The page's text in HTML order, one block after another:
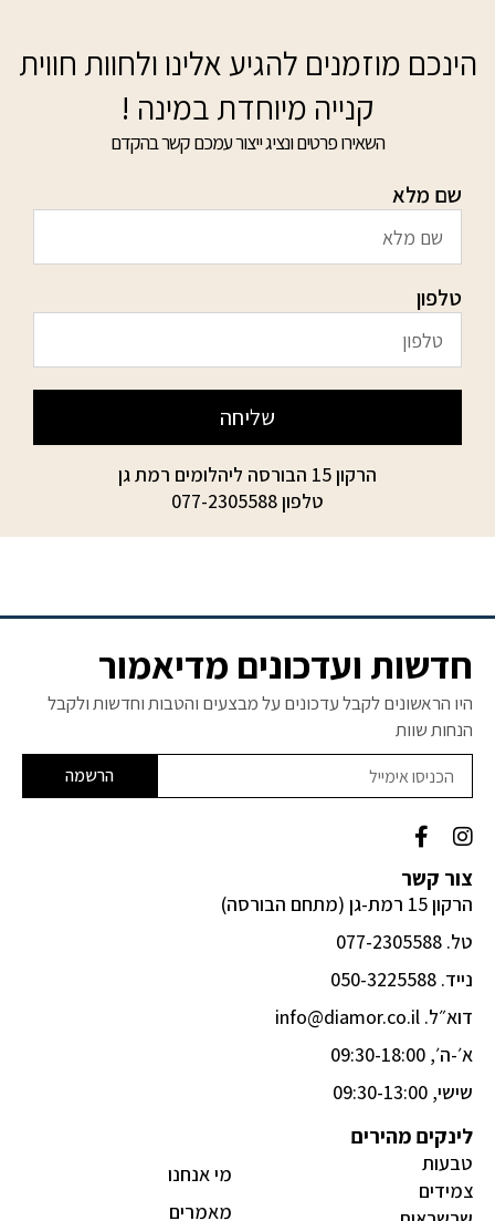
הינכם מוזמנים להגיע אלינו ולחוות חווית
קנייה מיוחדת במינה !
השאירו פרטים ונציג ייצור עמכם קשר בהקדם
שם מלא
טלפון
שליחה
הרקון 15 הבורסה ליהלומים רמת גן
טלפון077-2305588
חדשות ועדכונים מדיאמור
היו הראשונים לקבל עדכונים על מבצעים והטבות וחדשות ולקבל
הנחות שוות
הרשמה
F
a
c
e
b
o
o
k
f
I
n
s
t
a
g
r
a
צור קשר
הרקון 15 רמת-גן (מתחם הבורסה)
טל. 077-2305588
נייד. 050-3225588
דוא״ל. info@diamor.co.il
א׳-ה׳, 09:30-18:00
שישי, 09:30-13:00
מי אנחנו
מאמרים
לינקים מהירים
טבעות
צמידים